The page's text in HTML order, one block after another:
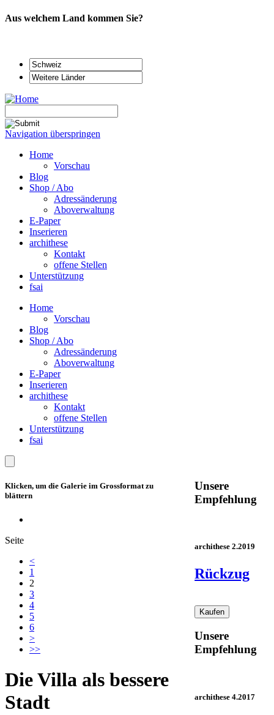
Aus welchem Land kommen Sie?
Navigation überspringen
Home
Vorschau
Blog
Shop / Abo
Adressänderung
Aboverwaltung
E-Paper
Inserieren
archithese
Kontakt
offene Stellen
Unterstützung
fsai
Home
Vorschau
Blog
Shop / Abo
Adressänderung
Aboverwaltung
E-Paper
Inserieren
archithese
Kontakt
offene Stellen
Unterstützung
fsai
Klicken, um die Galerie im Grossformat zu
blättern
Seite
<
1
2
3
4
5
6
>
>>
Die Villa als bessere
Stadt
Unsere
Empfehlung
archithese 2.2019
Rückzug
Unsere
Empfehlung
archithese 4.2017